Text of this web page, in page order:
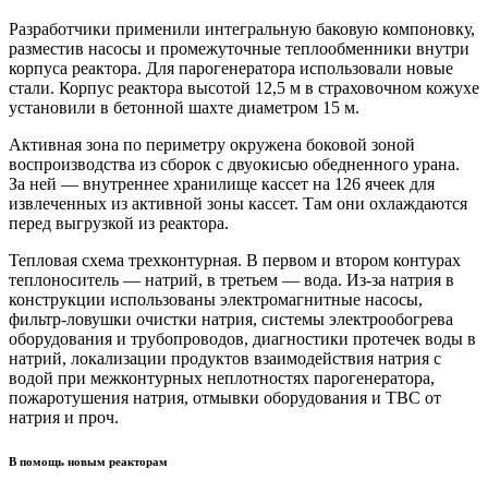
Разработчики применили интегральную баковую компоновку,
разместив насосы и промежуточные теплообменники внутри
корпуса реактора. Для парогенератора использовали новые
стали. Корпус реактора высотой 12,5 м в страховочном кожухе
установили в бетонной шахте диаметром 15 м.
Активная зона по периметру окружена боковой зоной
воспроизводства из сборок с двуокисью обедненного урана.
За ней — внутреннее хранилище кассет на 126 ячеек для
извлеченных из активной зоны кассет. Там они охлаждаются
перед выгрузкой из реактора.
Тепловая схема трехконтурная. В первом и втором контурах
теплоноситель — натрий, в третьем — вода. Из-за натрия в
конструкции использованы электромагнитные насосы,
фильтр-ловушки очистки натрия, системы электрообогрева
оборудования и трубопроводов, диагностики протечек воды в
натрий, локализации продуктов взаимодействия натрия с
водой при межконтурных неплотностях парогенератора,
пожаротушения натрия, отмывки оборудования и ТВС от
натрия и проч.
В помощь новым реакторам